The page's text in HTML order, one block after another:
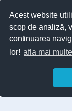
Acest website
scop de analiză,
continuarea
lor! afla mai multe